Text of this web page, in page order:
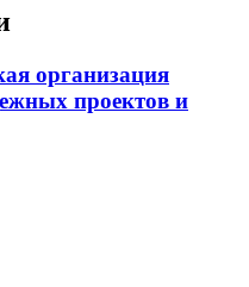
организация
проектов и